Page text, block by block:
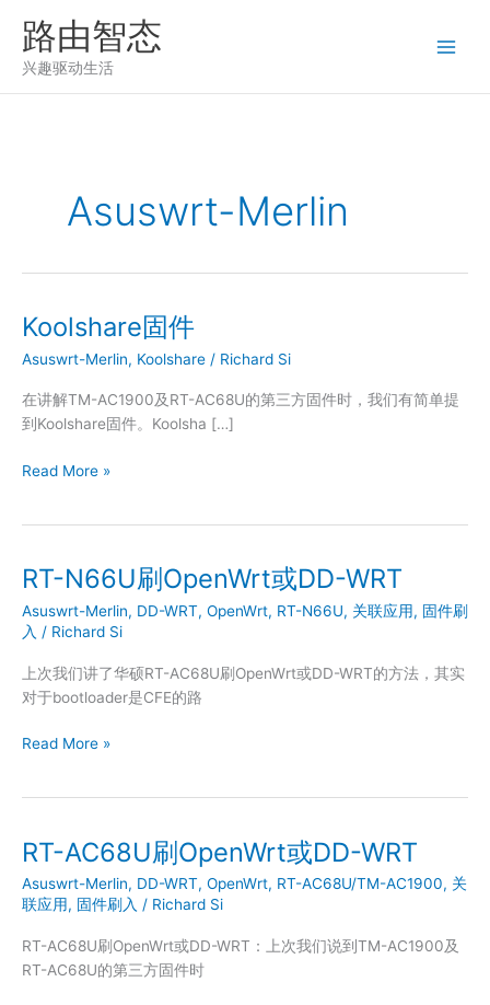
路由智态
兴趣驱动生活
Asuswrt-Merlin
Koolshare固件
Asuswrt-Merlin, Koolshare / Richard Si
在讲解TM-AC1900及RT-AC68U的第三方固件时，我们有简单提
到Koolshare固件。Koolsha […]
Koolshare
Read More »
RT-N66U刷OpenWrt或DD-WRT
Asuswrt-Merlin, DD-WRT, OpenWrt, RT-N66U, 关联应用, 固件刷
入 / Richard Si
上次我们讲了华硕RT-AC68U刷OpenWrt或DD-WRT的方法，其实
对于bootloader是CFE的路
RT-
或
DD-
WRT
Read More »
RT-AC68U刷OpenWrt或DD-WRT
Asuswrt-Merlin, DD-WRT, OpenWrt, RT-AC68U/TM-AC1900, 关
联应用, 固件刷入 / Richard Si
RT-AC68U刷OpenWrt或DD-WRT：上次我们说到TM-AC1900及
RT-AC68U的第三方固件时